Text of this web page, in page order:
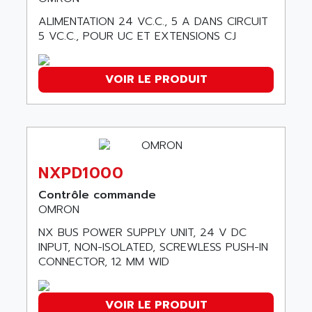
COMPACTLOGIX
FLEX I/O
PANELVIEW 1000
NT620C
SIMATIC TOUCH PANEL
S900
PHASEO
SIMATIC-S5
SIMATIC FIELD PG
LOGO!
A03B
AHEAD SYSTEMS
AHLBERG ELECTRONICS
AIP SYSTEMES
AIR ET PULVERISATION
AIR LIQUIDE
AIR SYSTEMS
AIR WORTHINGTON CREYSSENSAC
AIRCOM
AIRELEC
AIRMASTER R1
AIRMASTER R1HMI
ALIMENTATION 24 VC.C., 5 A DANS CIRCUIT
5 VC.C., POUR UC ET EXTENSIONS CJ
VOIR LE PRODUIT
NXPD1000
Contrôle commande
OMRON
NX BUS POWER SUPPLY UNIT, 24 V DC
INPUT, NON-ISOLATED, SCREWLESS PUSH-IN
CONNECTOR, 12 MM WID
VOIR LE PRODUIT